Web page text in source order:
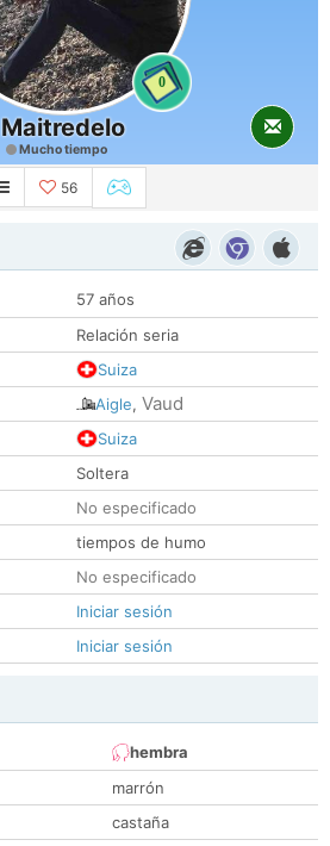
0
Maitredelo
Mucho tiempo
56
57 años
Relación seria
Suiza
Aigle, Vaud
Suiza
Soltera
No especificado
tiempos de humo
No especificado
Iniciar sesión
Iniciar sesión
hembra
marrón
castaña